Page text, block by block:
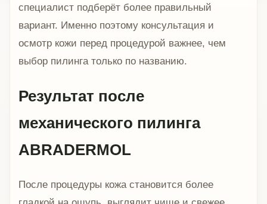
специалист подберёт более правильный
вариант. Именно поэтому консультация и
осмотр кожи перед процедурой важнее, чем
выбор пилинга только по названию.
Результат после
механического пилинга
ABRADERMOL
После процедуры кожа становится более